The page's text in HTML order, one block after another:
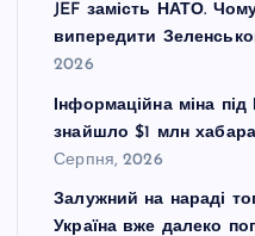
JEF замість НАТО.
випередити
2026
Інформаційна міна
знайшло $1 млн
Серпня, 2026
Залужний на нараді
Україна вже далеко